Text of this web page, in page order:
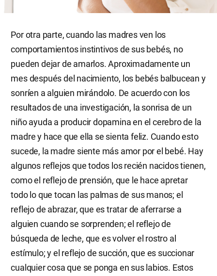
Por otra parte, cuando las madres ven los
comportamientos instintivos de sus bebés, no
pueden dejar de amarlos. Aproximadamente un
mes después del nacimiento, los bebés balbucean y
sonríen a alguien mirándolo. De acuerdo con los
resultados de una investigación, la sonrisa de un
niño ayuda a producir dopamina en el cerebro de la
madre y hace que ella se sienta feliz. Cuando esto
sucede, la madre siente más amor por el bebé. Hay
algunos reflejos que todos los recién nacidos tienen,
como el reflejo de prensión, que le hace apretar
todo lo que tocan las palmas de sus manos; el
reflejo de abrazar, que es tratar de aferrarse a
alguien cuando se sorprenden; el reflejo de
búsqueda de leche, que es volver el rostro al
estímulo; y el reflejo de succión, que es succionar
cualquier cosa que se ponga en sus labios. Estos